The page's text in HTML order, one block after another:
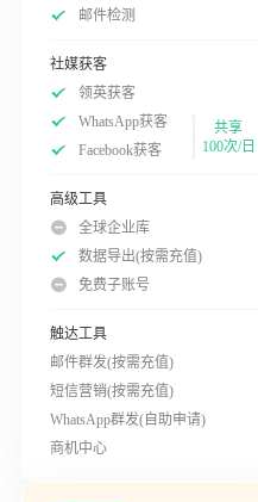
邮件检测
社媒获客
领英获客
WhatsApp获客
Facebook获客
共享
100次/日
高级工具
全球企业库
数据导出(按需充值)
免费子账号
触达工具
邮件群发(按需充值)
短信营销(按需充值)
WhatsApp群发(自助申请)
商机中心